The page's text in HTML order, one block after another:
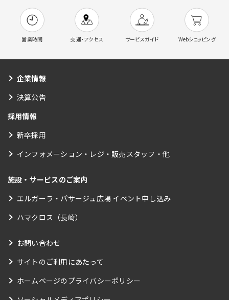
営業時間 交通・アクセス サービスガイド Webショッピング
企業情報
決算公告
採用情報
新卒採用
インフォメーション・レジ・販売スタッフ・他
施設・サービスのご案内
エルガーラ・パサージュ広場 イベント申し込み
ハマクロス（長崎）
お問い合わせ
サイトのご利用にあたって
ホームページのプライバシーポリシー